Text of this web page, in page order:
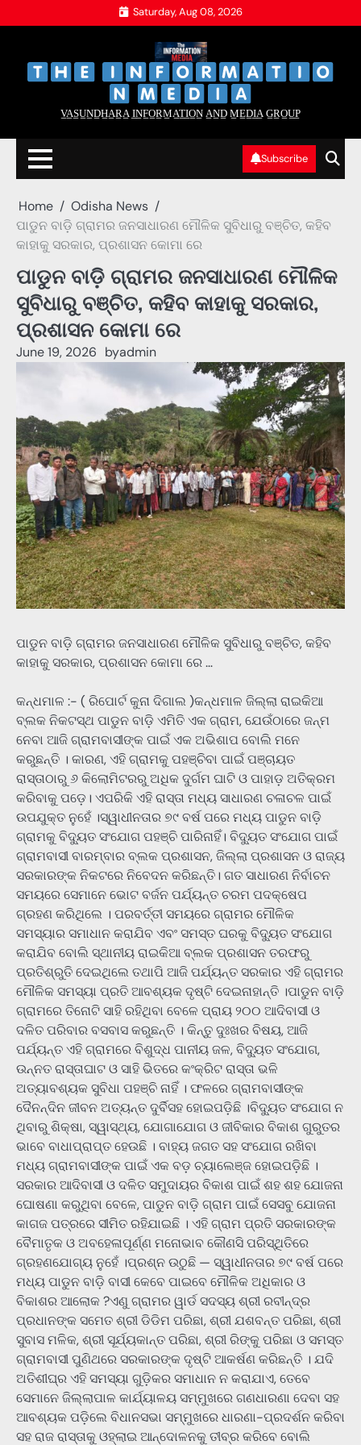
to
Saturday, Aug 08, 2026
V̲A̲S̲U̲N̲D̲H̲A̲R̲A̲ I̲N̲F̲O̲R̲M̲A̲T̲I̲O̲N̲ A̲N̲D̲ M̲E̲D̲I̲A̲ G̲R̲O̲U̲P̲
Subscribe
Home
Odisha News
ପାଡୁନ ବାଡ଼ି ଗ୍ରାମର ଜନସାଧାରଣ ମୌଳିକ ସୁବିଧାରୁ ବଞ୍ଚିତ, କହିବ
କାହାକୁ ସରକାର, ପ୍ରଶାସନ କୋମା ରେ
ପାଡୁନ ବାଡ଼ି ଗ୍ରାମର ଜନସାଧାରଣ ମୌଳିକ
ସୁବିଧାରୁ ବଞ୍ଚିତ, କହିବ କାହାକୁ ସରକାର,
ପ୍ରଶାସନ କୋମା ରେ
June 19, 2026 byadmin
ପାଡୁନ ବାଡ଼ି ଗ୍ରାମର ଜନସାଧାରଣ ମୌଳିକ ସୁବିଧାରୁ ବଞ୍ଚିତ, କହିବ
କାହାକୁ ସରକାର, ପ୍ରଶାସନ କୋମା ରେ …
କନ୍ଧମାଳ :- ( ରିପୋର୍ଟ କୁନା ଦିଗାଲ )କନ୍ଧମାଳ ଜିଲ୍ଲା ରାଇକିଆ
ବ୍ଲକ ନିକଟସ୍ଥ ପାଡୁନ ବାଡ଼ି ଏମିତି ଏକ ଗ୍ରାମ, ଯେଉଁଠାରେ ଜନ୍ମ
ନେବା ଆଜି ଗ୍ରାମବାସୀଙ୍କ ପାଇଁ ଏକ ଅଭିଶାପ ବୋଲି ମନେ
କରୁଛନ୍ତି । କାରଣ, ଏହି ଗ୍ରାମକୁ ପହଞ୍ଚିବା ପାଇଁ ପଞ୍ଚାୟତ
ରାସ୍ତାଠାରୁ ୬ କିଲୋମିଟରରୁ ଅଧିକ ଦୁର୍ଗମ ଘାଟି ଓ ପାହାଡ଼ ଅତିକ୍ରମ
କରିବାକୁ ପଡ଼େ। ଏପରିକି ଏହି ରାସ୍ତା ମଧ୍ୟ ସାଧାରଣ ଚଳାଚଳ ପାଇଁ
ଉପଯୁକ୍ତ ନୁହେଁ ।ସ୍ୱାଧୀନତାର ୭୯ ବର୍ଷ ପରେ ମଧ୍ୟ ପାଡୁନ ବାଡ଼ି
ଗ୍ରାମକୁ ବିଦ୍ୟୁତ ସଂଯୋଗ ପହଞ୍ଚି ପାରିନାହିଁ। ବିଦ୍ୟୁତ ସଂଯୋଗ ପାଇଁ
ଗ୍ରାମବାସୀ ବାରମ୍ବାର ବ୍ଲକ ପ୍ରଶାସନ, ଜିଲ୍ଲା ପ୍ରଶାସନ ଓ ରାଜ୍ୟ
ସରକାରଙ୍କ ନିକଟରେ ନିବେଦନ କରିଛନ୍ତି। ଗତ ସାଧାରଣ ନିର୍ବାଚନ
ସମୟରେ ସେମାନେ ଭୋଟ ବର୍ଜନ ପର୍ଯ୍ୟନ୍ତ ଚରମ ପଦକ୍ଷେପ
ଗ୍ରହଣ କରିଥିଲେ । ପରବର୍ତ୍ତୀ ସମୟରେ ଗ୍ରାମର ମୌଳିକ
ସମସ୍ୟାର ସମାଧାନ କରାଯିବ ଏବଂ ସମସ୍ତ ଘରକୁ ବିଦ୍ୟୁତ ସଂଯୋଗ
କରାଯିବ ବୋଲି ସ୍ଥାନୀୟ ରାଇକିଆ ବ୍ଲକ ପ୍ରଶାସନ ତରଫରୁ
ପ୍ରତିଶ୍ରୁତି ଦେଇଥିଲେ ତଥାପି ଆଜି ପର୍ଯ୍ୟନ୍ତ ସରକାର ଏହି ଗ୍ରାମର
ମୌଳିକ ସମସ୍ୟା ପ୍ରତି ଆବଶ୍ୟକ ଦୃଷ୍ଟି ଦେଇନାହାନ୍ତି ।ପାଡୁନ ବାଡ଼ି
ଗ୍ରାମରେ ତିନୋଟି ସାହି ରହିଥିବା ବେଳେ ପ୍ରାୟ ୨୦୦ ଆଦିବାସୀ ଓ
ଦଳିତ ପରିବାର ବସବାସ କରୁଛନ୍ତି । କିନ୍ତୁ ଦୁଃଖର ବିଷୟ, ଆଜି
ପର୍ଯ୍ୟନ୍ତ ଏହି ଗ୍ରାମରେ ବିଶୁଦ୍ଧ ପାନୀୟ ଜଳ, ବିଦ୍ୟୁତ ସଂଯୋଗ,
ଉନ୍ନତ ରାସ୍ତାଘାଟ ଓ ସାହି ଭିତରେ କଂକ୍ରିଟ ରାସ୍ତା ଭଳି
ଅତ୍ୟାବଶ୍ୟକ ସୁବିଧା ପହଞ୍ଚି ନାହିଁ । ଫଳରେ ଗ୍ରାମବାସୀଙ୍କ
ଦୈନନ୍ଦିନ ଜୀବନ ଅତ୍ୟନ୍ତ ଦୁର୍ବିସହ ହୋଇପଡ଼ିଛି ।ବିଦ୍ୟୁତ ସଂଯୋଗ ନ
ଥିବାରୁ ଶିକ୍ଷା, ସ୍ୱାସ୍ଥ୍ୟ, ଯୋଗାଯୋଗ ଓ ଜୀବିକାର ବିକାଶ ଗୁରୁତର
ଭାବେ ବାଧାପ୍ରାପ୍ତ ହେଉଛି । ବାହ୍ୟ ଜଗତ ସହ ସଂଯୋଗ ରଖିବା
ମଧ୍ୟ ଗ୍ରାମବାସୀଙ୍କ ପାଇଁ ଏକ ବଡ଼ ଚ୍ୟାଲେଞ୍ଜ ହୋଇପଡ଼ିଛି ।
ସରକାର ଆଦିବାସୀ ଓ ଦଳିତ ସମୁଦାୟର ବିକାଶ ପାଇଁ ଶହ ଶହ ଯୋଜନା
ଘୋଷଣା କରୁଥିବା ବେଳେ, ପାଡୁନ ବାଡ଼ି ଗ୍ରାମ ପାଇଁ ସେସବୁ ଯୋଜନା
କାଗଜ ପତ୍ରରେ ସୀମିତ ରହିଯାଇଛି । ଏହି ଗ୍ରାମ ପ୍ରତି ସରକାରଙ୍କ
ବୈମାତୃକ ଓ ଅବହେଳାପୂର୍ଣ୍ଣ ମନୋଭାବ କୌଣସି ପରିସ୍ଥିତିରେ
ଗ୍ରହଣଯୋଗ୍ୟ ନୁହେଁ ।ପ୍ରଶ୍ନ ଉଠୁଛି — ସ୍ୱାଧୀନତାର ୭୯ ବର୍ଷ ପରେ
ମଧ୍ୟ ପାଡୁନ ବାଡ଼ି ବାସୀ କେବେ ପାଇବେ ମୌଳିକ ଅଧିକାର ଓ
ବିକାଶର ଆଲୋକ ?ଏଣୁ ଗ୍ରାମର ୱାର୍ଡ ସଦସ୍ୟ ଶ୍ରୀ ରବୀନ୍ଦ୍ର
ପ୍ରଧାନଙ୍କ ସମେତ ଶ୍ରୀ ଡିଡିମ ପରିଛା, ଶ୍ରୀ ଯଶବନ୍ତ ପରିଛା, ଶ୍ରୀ
ସୁବାସ ମଳିକ, ଶ୍ରୀ ସୂର୍ଯ୍ୟକାନ୍ତ ପରିଛା, ଶ୍ରୀ ରିଙ୍କୁ ପରିଛା ଓ ସମସ୍ତ
ଗ୍ରାମବାସୀ ପୁଣିଥରେ ସରକାରଙ୍କ ଦୃଷ୍ଟି ଆକର୍ଷଣ କରିଛନ୍ତି । ଯଦି
ଅତିଶୀଘ୍ର ଏହି ସମସ୍ୟା ଗୁଡ଼ିକର ସମାଧାନ ନ କରାଯାଏ, ତେବେ
ସେମାନେ ଜିଲ୍ଲାପାଳ କାର୍ଯ୍ୟାଳୟ ସମ୍ମୁଖରେ ଗଣଧାରଣା ଦେବା ସହ
ଆବଶ୍ୟକ ପଡ଼ିଲେ ବିଧାନସଭା ସମ୍ମୁଖରେ ଧାରଣା-ପ୍ରଦର୍ଶନ କରିବା
ସହ ରାଜ ରାସ୍ତାକୁ ଓହ୍ଲାଇ ଆନ୍ଦୋଳନକୁ ତୀବ୍ର କରିବେ ବୋଲି